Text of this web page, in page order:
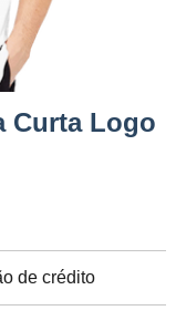
Curta Logo
de crédito